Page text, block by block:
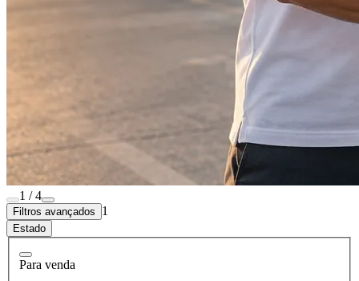
1 / 4
Filtros avançados 1
Estado
Para venda